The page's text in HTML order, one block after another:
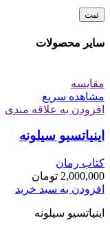
سایر محصولات
مقایسه
مشاهده سریع
افزودن به علاقه مندی
اینیاتسیو سیلونه
کتاب رمان
2,000,000 تومان
افزودن به سبد خرید
اینیاتسیو سیلونه